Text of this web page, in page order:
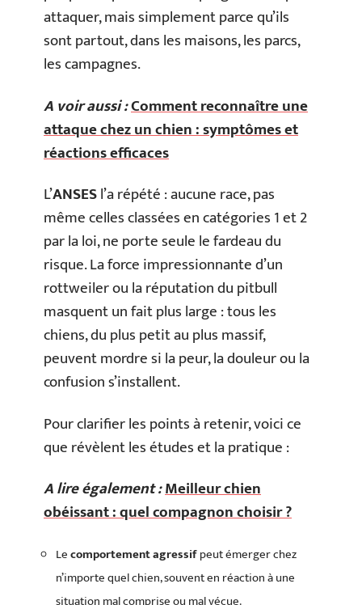
attaquer, mais simplement parce qu’ils
sont partout, dans les maisons, les parcs,
les campagnes.
A voir aussi :Comment reconnaître une
attaque chez un chien : symptômes et
réactions efficaces
L’ANSESl’a répété : aucune race, pas
même celles classées en catégories 1 et 2
par la loi, ne porte seule le fardeau du
risque. La force impressionnante d’un
rottweiler ou la réputation du pitbull
masquent un fait plus large : tous les
chiens, du plus petit au plus massif,
peuvent mordre si la peur, la douleur ou la
confusion s’installent.
Pour clarifier les points à retenir, voici ce
que révèlent les études et la pratique :
A lire également :Meilleur chien
obéissant : quel compagnon choisir ?
Lecomportement agressifpeut émerger chez
n’importe quel chien, souvent en réaction à une
situation mal comprise ou mal vécue.